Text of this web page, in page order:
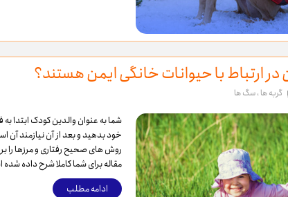
در ارتباط با حیوانات خانگی ایمن هستند؟
گربه ها،سگ ها
شما به عنوان والدین کودک ابتدا
خود بدهید و بعد از آن نیازمند آن
روش های صحیح رفتاری و مرزها را
مقاله برای شما کاملا شرح داده
ادامه مطلب